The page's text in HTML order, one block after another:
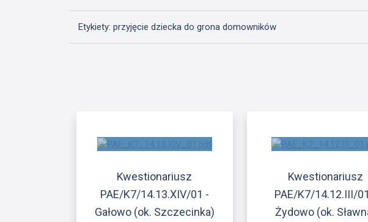
Etykiety: przyjęcie dziecka do grona domowników
Kwestionariusz
PAE/K7/14.13.XIV/01 -
Gałowo (ok. Szczecinka)
Kwestionariusz
PAE/K7/14.12.III/
Żydowo (ok.